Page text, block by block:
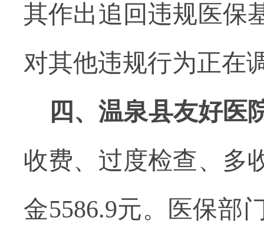
其作出追回违规医保
对其他违规行为正在
四、温泉县友好医
收费、过度检查、多
金5586.9元。医保部